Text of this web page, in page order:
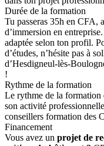
Durée de la formation
Tu passeras 35h en CFA,
d’immersion en
adaptée selon ton profil.
d’études, n’hésite pas à
d’Hesdigneul-lès-
!
Rythme de la formation
Le rythme de la formation
son activité
conseillers formation des
Financement
Vous avez un projet de